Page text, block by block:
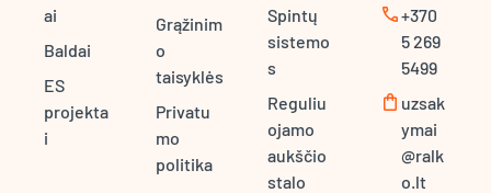
ai
Baldai
ES
projekta
i
Grąžinim
o
taisyklės
Privatu
mo
politika
Spintų
sistemo
s
Reguliu
ojamo
aukščio
stalo
call+370
5 269
5499
shopping_bag uzsak
ymai
@ralk
o.lt